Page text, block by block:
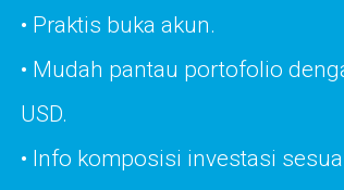
• Praktis buka akun.
• Mudah pantau portofolio
USD.
• Info komposisi investasi